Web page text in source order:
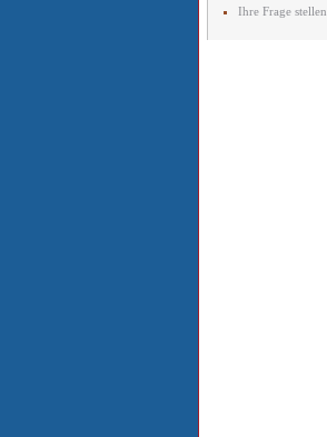
Ihre Frage stellen